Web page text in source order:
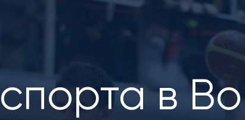
в